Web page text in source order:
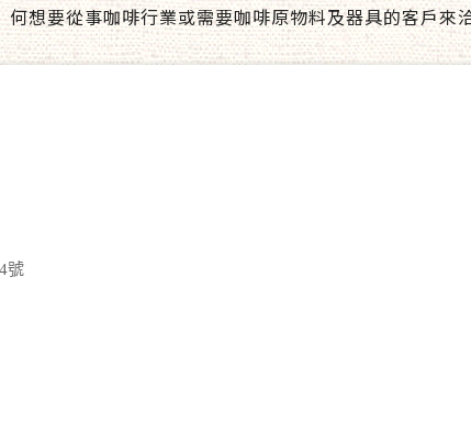
何想要從事咖啡行業或需要咖啡原物料及器具的客戶來
號